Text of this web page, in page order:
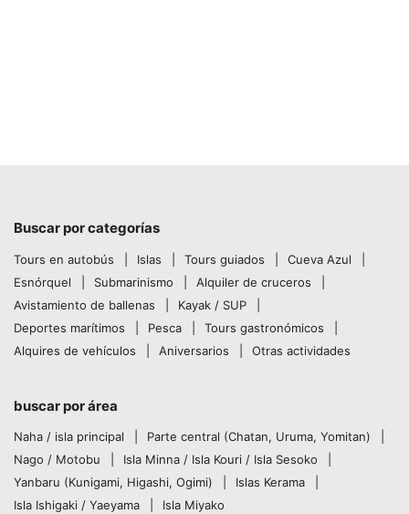
Buscar por categorías
Tours en autobús Islas Tours guiados
Cueva Azul
Esnórquel
Submarinismo
Alquiler de cruceros
Avistamiento de ballenas
Kayak / SUP
Deportes marítimos
Pesca
Tours gastronómicos
Alquires de vehículos
Aniversarios Otras actividades
buscar por área
Naha / isla principal
Parte central (Chatan, Uruma, Yomitan)
Nago / Motobu
Isla Minna / Isla Kouri / Isla Sesoko
Yanbaru (Kunigami, Higashi, Ogimi)
Islas Kerama
Isla Ishigaki / Yaeyama
Isla Miyako